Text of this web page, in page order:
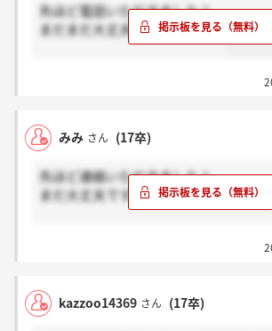
先ほど電話いただきました！
まだまだ大丈夫だと思います！
みみ さん (17卒)
先ほど連絡いただきました！
まだ大丈夫です！諦めないでください！
kazzoo14369 さん (17卒)